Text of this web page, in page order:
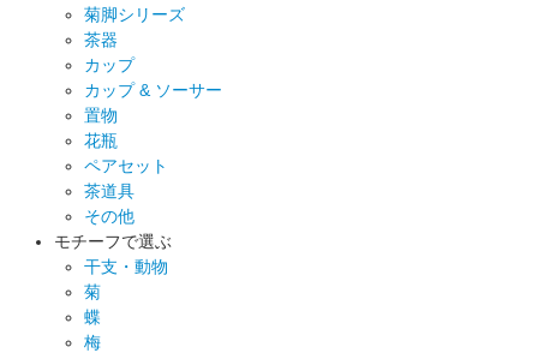
菊脚シリーズ
茶器
カップ
カップ & ソーサー
置物
花瓶
ペアセット
茶道具
その他
モチーフで選ぶ
干支・動物
菊
蝶
梅